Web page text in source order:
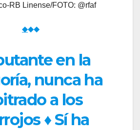
RB Linense/FOTO: @rfaf
◆◆◆
en la
nunca ha
a los
♦ Sí ha